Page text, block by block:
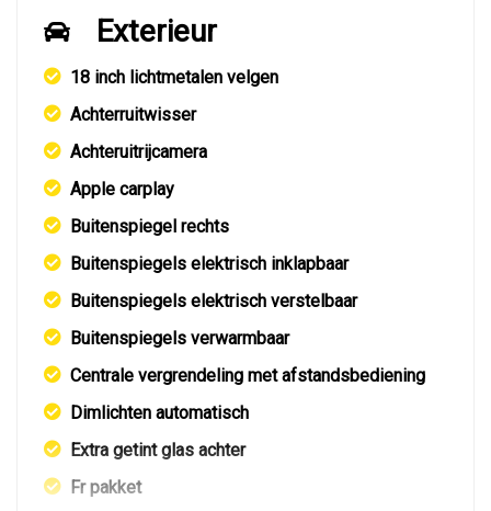
Exterieur
18 inch lichtmetalen velgen
Achterruitwisser
Achteruitrijcamera
Apple carplay
Buitenspiegel rechts
Buitenspiegels elektrisch inklapbaar
Buitenspiegels elektrisch verstelbaar
Buitenspiegels verwarmbaar
Centrale vergrendeling met afstandsbediening
Dimlichten automatisch
Extra getint glas achter
Fr pakket